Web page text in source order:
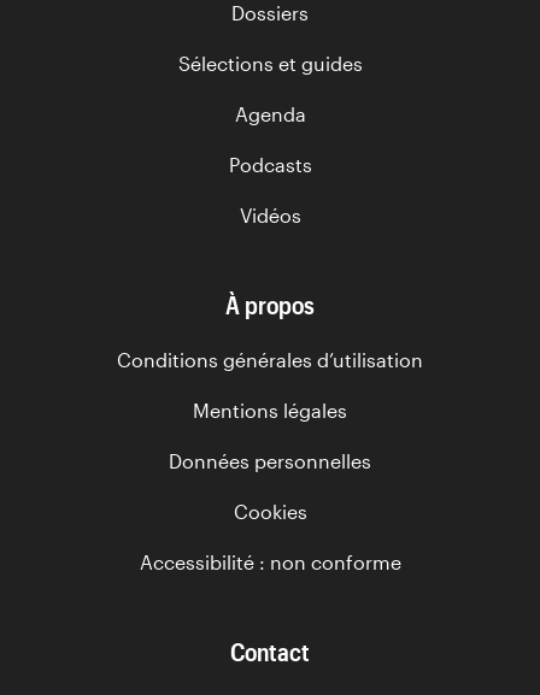
Dossiers
Sélections et guides
Agenda
Podcasts
Vidéos
À propos
Conditions générales d’utilisation
Mentions légales
Données personnelles
Cookies
Accessibilité : non conforme
Contact